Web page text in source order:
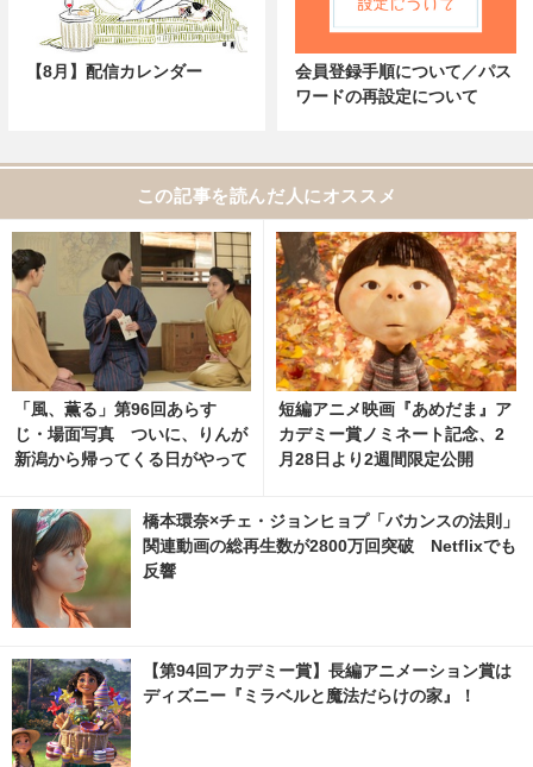
【8月】配信カレンダー
会員登録手順について／パス
ワードの再設定について
この記事を読んだ人にオススメ
「風、薫る」第96回あらす
じ・場面写真 ついに、りんが
新潟から帰ってくる日がやって
真・画像 | cinemacafe.net
短編アニメ映画『あめだま』ア
カデミー賞ノミネート記念、2
月28日より2週間限定公開
橋本環奈×チェ・ジョンヒョプ「バカンスの法則」
関連動画の総再生数が2800万回突破 Netflixでも
反響
【第94回アカデミー賞】長編アニメーション賞は
ディズニー『ミラベルと魔法だらけの家』！